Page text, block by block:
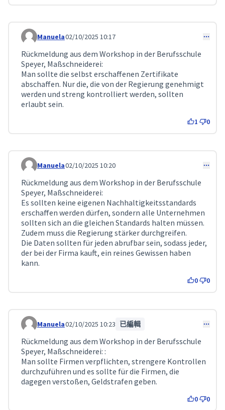
Comment 306
Manuela02/10/2025 10:17
Rückmeldung aus dem Workshop in der Berufsschule
Speyer, Maßschneiderei:
Man sollte die selbst erschaffenen Zertifikate
abschaffen. Nur die, die von der Regierung genehmigt
werden und streng kontrolliert werden, sollten
erlaubt sein.
1 0
Comment 307
Manuela02/10/2025 10:20
Rückmeldung aus dem Workshop in der Berufsschule
Speyer, Maßschneiderei:
Es sollten keine eigenen Nachhaltigkeitsstandards
erschaffen werden dürfen, sondern alle Unternehmen
sollten sich an die gleichen Standards halten müssen.
Zudem muss die Regierung stärker durchgreifen.
Die Daten sollten für jeden abrufbar sein, sodass jeder,
der bei der Firma kauft, ein reines Gewissen haben
kann.
0 0
Comment 308
Manuela02/10/2025 10:23 已編輯
Rückmeldung aus dem Workshop in der Berufsschule
Speyer, Maßschneiderei: :
Man sollte Firmen verpflichten, strengere Kontrollen
durchzuführen und es sollte für die Firmen, die
dagegen verstoßen, Geldstrafen geben.
0 0